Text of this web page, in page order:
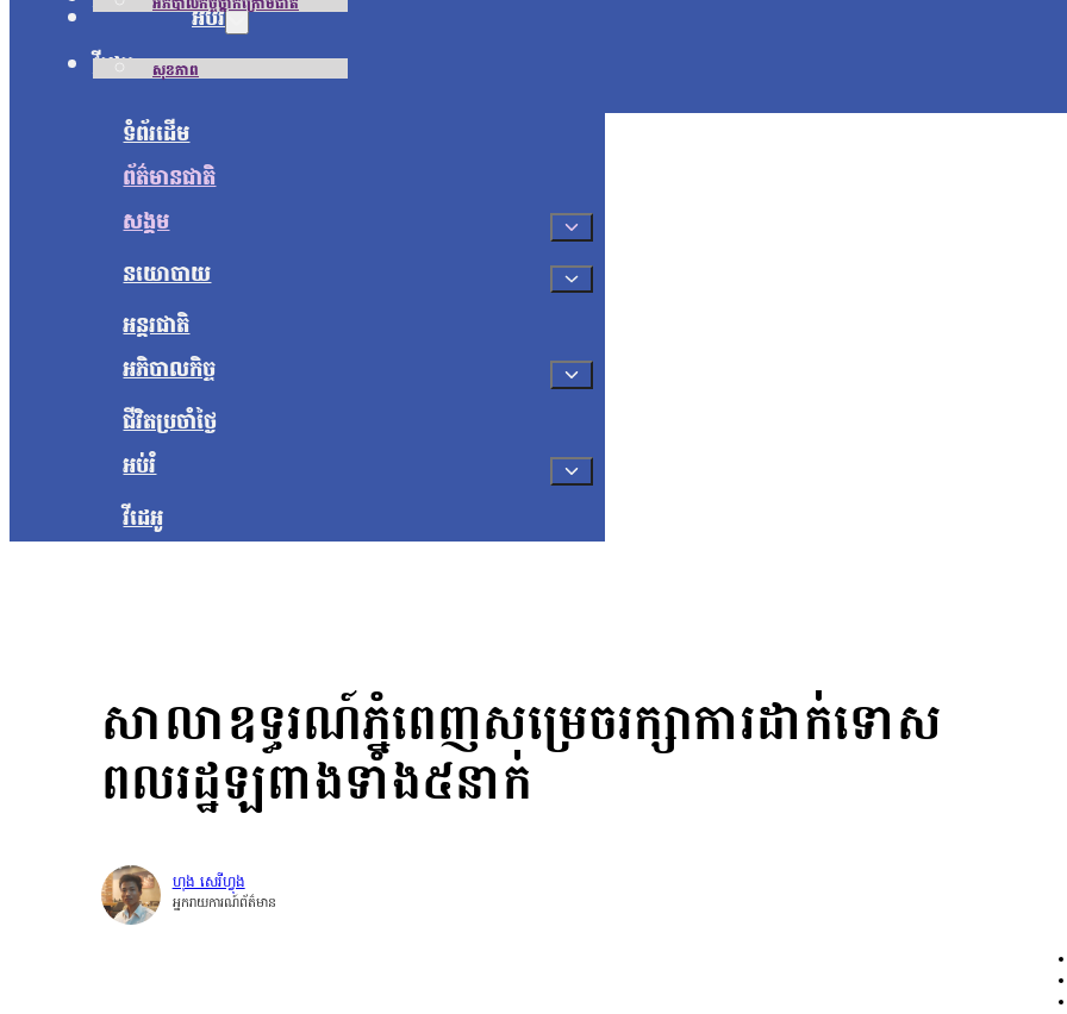
អប់រំ
សុខភាព
វីដេអូ
ទំព័រដើម
ព័ត៌មានជាតិ
សង្គម
នយោបាយ
អន្តរជាតិ
អភិបាលកិច្ច
ជីវិតប្រចាំថ្ងៃ
អប់រំ
វីដេអូ
សាលាឧទ្ធរណ៍ភ្នំពេញសម្រេចរក្សាការដាក់ទោស
ពលរដ្ឋឡពាងទាំង៥នាក់
ហុង សេរីហ្វុង
អ្នករាយការណ៍ព័ត៌មាន